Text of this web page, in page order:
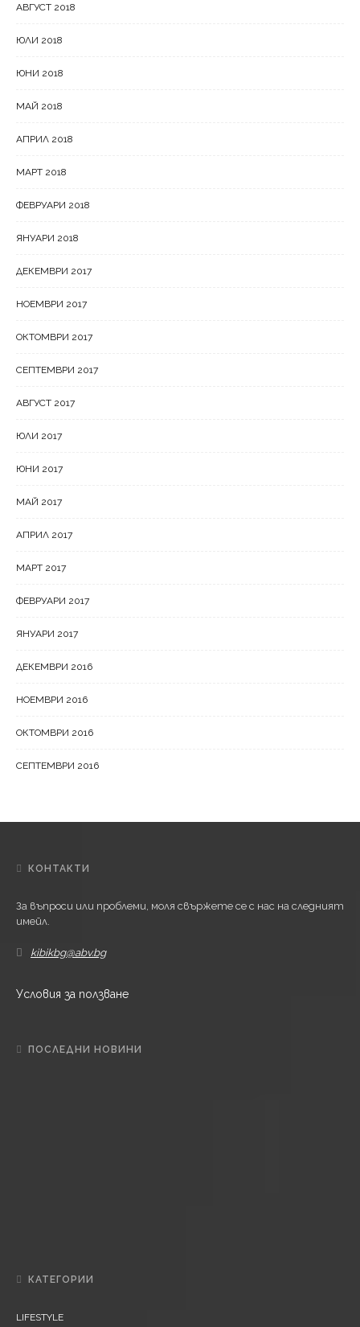
АВГУСТ 2018
ЮЛИ 2018
ЮНИ 2018
МАЙ 2018
АПРИЛ 2018
МАРТ 2018
ФЕВРУАРИ 2018
ЯНУАРИ 2018
ДЕКЕМВРИ 2017
НОЕМВРИ 2017
ОКТОМВРИ 2017
СЕПТЕМВРИ 2017
АВГУСТ 2017
ЮЛИ 2017
ЮНИ 2017
МАЙ 2017
АПРИЛ 2017
МАРТ 2017
ФЕВРУАРИ 2017
ЯНУАРИ 2017
ДЕКЕМВРИ 2016
НОЕМВРИ 2016
ОКТОМВРИ 2016
СЕПТЕМВРИ 2016
КОНТАКТИ
За въпроси или проблеми, моля свържете се с нас на следният
имейл.
kibikbg@abv.bg
Условия за ползване
ПОСЛЕДНИ НОВИНИ
КАТЕГОРИИ
LIFESTYLE